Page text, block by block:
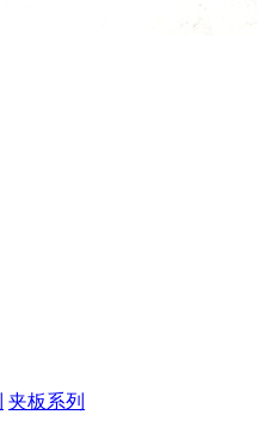
夹板系列